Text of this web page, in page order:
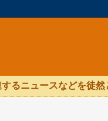
るニュースなどを徒然